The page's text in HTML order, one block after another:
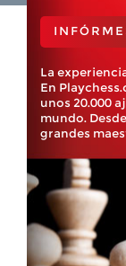
La
En
unos 20.000
mundo.
grandes